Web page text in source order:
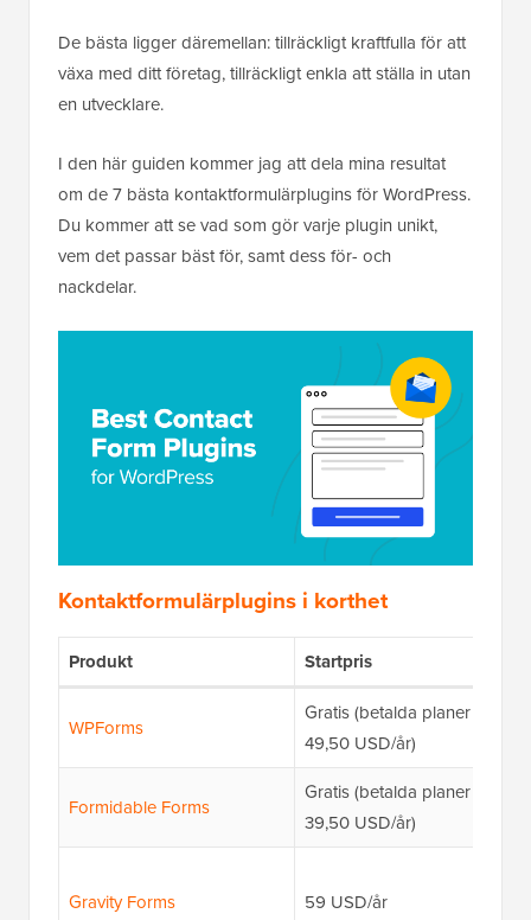
De bästa ligger däremellan: tillräckligt kraftfulla för att
växa med ditt företag, tillräckligt enkla att ställa in utan
en utvecklare.
I den här guiden kommer jag att dela mina resultat
om de 7 bästa kontaktformulärplugins för WordPress.
Du kommer att se vad som gör varje plugin unikt,
vem det passar bäst för, samt dess för- och
nackdelar.
Kontaktformulärplugins i korthet
Produkt Startpris
WPForms
Gratis (betalda planer från
49,50 USD/år)
Formidable Forms
Gratis (betalda planer från
39,50 USD/år)
Gravity Forms 59 USD/år